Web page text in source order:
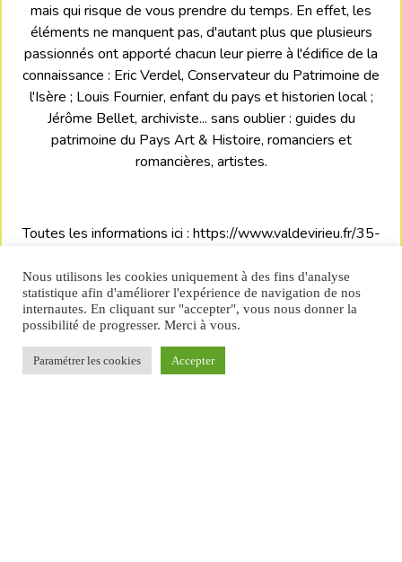
mais qui risque de vous prendre du temps. En effet, les
éléments ne manquent pas, d'autant plus que plusieurs
passionnés ont apporté chacun leur pierre à l'édifice de la
connaissance : Eric Verdel, Conservateur du Patrimoine de
l'Isère ; Louis Fournier, enfant du pays et historien local ;
Jérôme Bellet, archiviste... sans oublier : guides du
patrimoine du Pays Art & Histoire, romanciers et
romancières, artistes.
Toutes les informations ici : https://www.valdevirieu.fr/35-
Nous utilisons les cookies uniquement à des fins d'analyse
statistique afin d'améliorer l'expérience de navigation de nos
internautes. En cliquant sur "accepter", vous nous donner la
possibilité de progresser. Merci à vous.
Paramétrer les cookies Accepter